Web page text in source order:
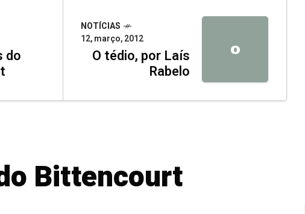
do
O
NOTÍCIAS
12, março, 2012
O tédio, por Laís
Rabelo
Bittencourt